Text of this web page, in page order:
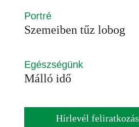
Portré
Szemeiben tűz lobog
Egészségünk
Málló idő
Hírlevél feliratkozás